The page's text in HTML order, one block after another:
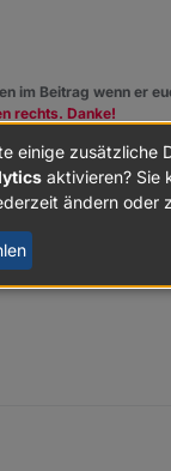
im Beitrag wenn er
rechts. Danke!
einige zusätzliche
aktivieren? Sie
ändern oder